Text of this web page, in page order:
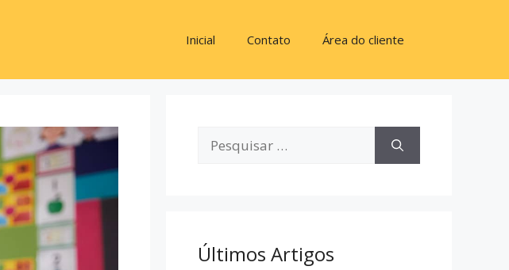
Inicial Contato Área do cliente
Últimos Artigos